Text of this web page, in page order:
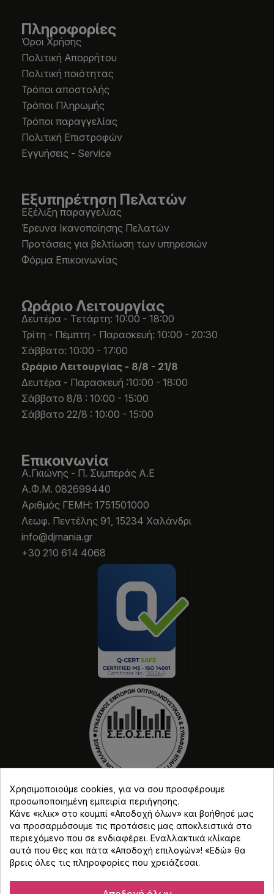
Πληροφορίες
Όροι Χρήσης
Πολιτική Απορρήτου
Πολιτική ποιότητας
Τρόποι αποστολής
Τρόποι Πληρωμής
Τρόποι παραγγελίας
Πολιτική Επιστροφών
Εγγυήσεις - Service
Εξυπηρέτηση Πελατών
Εξέλιξη παραγγελίας
Έρευνα Ικανοποίησης Πελατών
Προτάσεις για βελτίωση των υπηρεσιών
Φόρμα Επικοινωνίας
Ωράριο Λειτουργίας
Δευτέρα - Τετάρτη: 10:00 - 18:00
Τρίτη - Πέμπτη - Παρασκευή: 10:00 - 20:30
Σάββατο: 10:00 - 17:00
Ωράριο Λειτουργίας - 8/8 - 21/8
Δευτέρα - Παρασκευή :10:00 - 18:00
Σάββατο 8/8 : 10:00 - 15:00
Σάββατο 22/8 : 10:00 - 15:00
Επικοινωνία
Α.Γκιώνης - Π. Συμπεράς Α.Ε
Α.Φ.Μ. 082699440
Aριθμός ΓΕΜΗ: 1751501000
Λεωφ. Πεντέλης 91, 15234 Χαλάνδρι
info@djmania.gr
+30 210 614 4068
Copyright © Djmania 2026 / Οι τιμές περιλαμβάνουν
Χρησιμοποιούμε cookies, για να σου προσφέρουμε
προσωποποιημένη εμπειρία περιήγησης.
Κάνε «κλικ» στο κουμπί «Αποδοχή όλων» και βοήθησέ μας
να προσαρμόσουμε τις προτάσεις μας αποκλειστικά στο
περιεχόμενο που σε ενδιαφέρει. Εναλλακτικά κλίκαρε
αυτά που θες και πάτα «Αποδοχή επιλογών»! «Εδώ» θα
βρεις όλες τις πληροφορίες που χρειάζεσαι.